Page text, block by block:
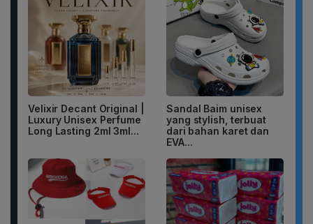
Velixir Decant Original |
Luxury Unisex Perfume
Long Lasting 2ml 3ml...
Sandal Baim unisex
yang stylish, terbuat
dari bahan karet dan
EVA...